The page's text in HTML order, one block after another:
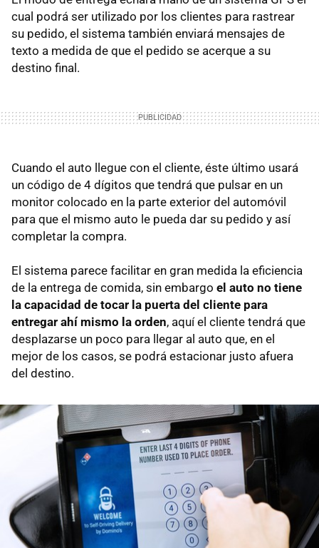
cual podrá ser utilizado por los clientes para rastrear
su pedido, el sistema también enviará mensajes de
texto a medida de que el pedido se acerque a su
destino final.
Cuando el auto llegue con el cliente, éste último usará
un código de 4 dígitos que tendrá que pulsar en un
monitor colocado en la parte exterior del automóvil
para que el mismo auto le pueda dar su pedido y así
completar la compra.
El sistema parece facilitar en gran medida la eficiencia
de la entrega de comida, sin embargo el auto no tiene
la capacidad de tocar la puerta del cliente para
entregar ahí mismo la orden, aquí el cliente tendrá que
desplazarse un poco para llegar al auto que, en el
mejor de los casos, se podrá estacionar justo afuera
del destino.